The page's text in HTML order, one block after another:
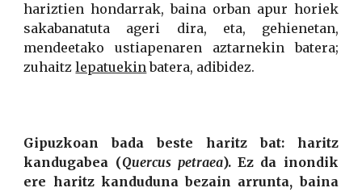
hariztien hondarrak, baina orban apur horiek
sakabanatuta ageri dira, eta, gehienetan,
mendeetako ustiapenaren aztarnekin batera;
zuhaitzlepatuekinbatera, adibidez.
Gipuzkoan bada beste haritz bat: haritz
kandugabea (Quercus petraea). Ez da inondik
ere haritz kanduduna bezain arrunta, baina